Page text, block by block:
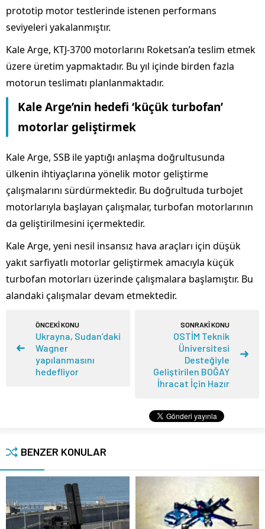
prototip motor testlerinde istenen performans
seviyeleri yakalanmıştır.
Kale Arge, KTJ-3700 motorlarını Roketsan’a teslim etmek
üzere üretim yapmaktadır. Bu yıl içinde birden fazla
motorun teslimatı planlanmaktadır.
Kale Arge’nin hedefi ‘küçük turbofan’
motorlar geliştirmek
Kale Arge, SSB ile yaptığı anlaşma doğrultusunda
ülkenin ihtiyaçlarına yönelik motor geliştirme
çalışmalarını sürdürmektedir. Bu doğrultuda turbojet
motorlarıyla başlayan çalışmalar, turbofan motorlarının
da geliştirilmesini içermektedir.
Kale Arge, yeni nesil insansız hava araçları için düşük
yakıt sarfiyatlı motorlar geliştirmek amacıyla küçük
turbofan motorları üzerinde çalışmalara başlamıştır. Bu
alandaki çalışmalar devam etmektedir.
ÖNCEKİ KONU
Ukrayna, Sudan’daki
Wagner
yapılanmasını
hedefliyor
SONRAKİ KONU
OSTİM Teknik
Üniversitesi
Desteğiyle
Geliştirilen BOĞAY
İhracat İçin Hazır
BENZER KONULAR